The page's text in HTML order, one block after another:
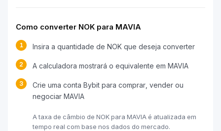
Como converter NOK para MAVIA
1 Insira a quantidade de NOK que deseja converter
2 A calculadora mostrará o equivalente em MAVIA
3
Crie uma conta Bybit para comprar, vender ou
negociar MAVIA
A taxa de câmbio de NOK para MAVIA é atualizada em
tempo real com base nos dados do mercado.